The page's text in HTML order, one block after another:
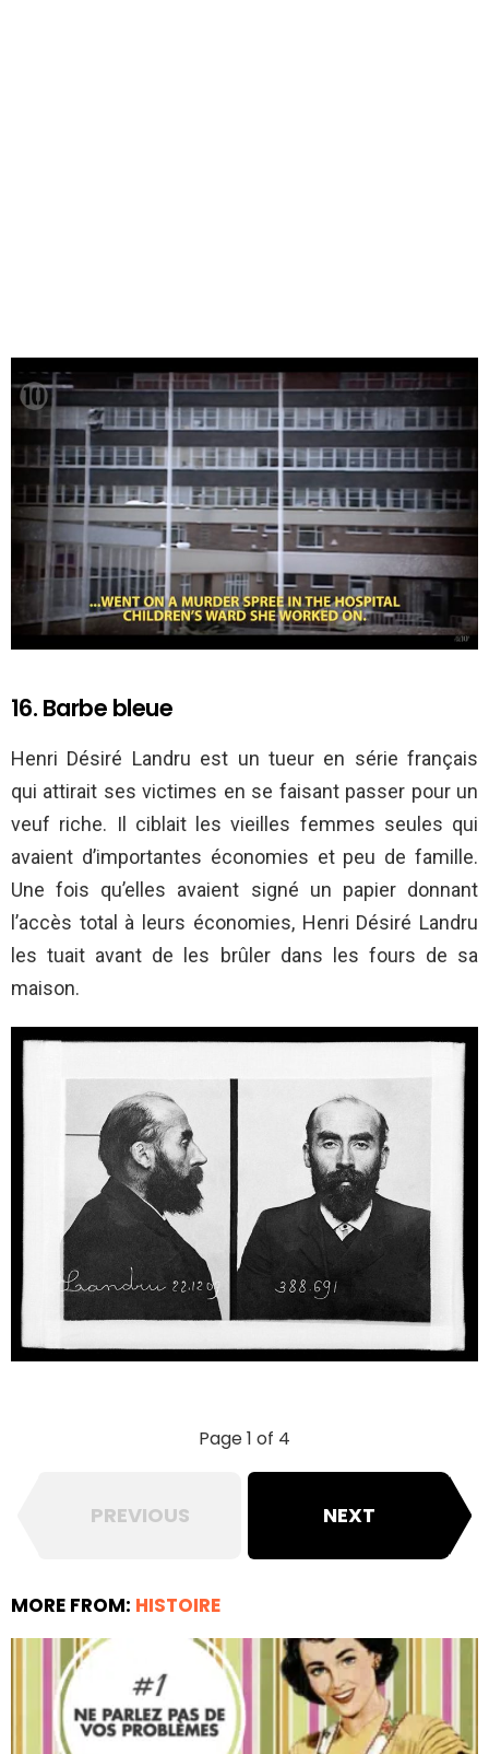
16. Barbe bleue
Henri Désiré Landru est un tueur en série français
qui attirait ses victimes en se faisant passer pour un
veuf riche. Il ciblait les vieilles femmes seules qui
avaient d’importantes économies et peu de famille.
Une fois qu’elles avaient signé un papier donnant
l’accès total à leurs économies, Henri Désiré Landru
les tuait avant de les brûler dans les fours de sa
maison.
Page 1 of 4
PREVIOUS NEXT
MORE FROM: HISTOIRE